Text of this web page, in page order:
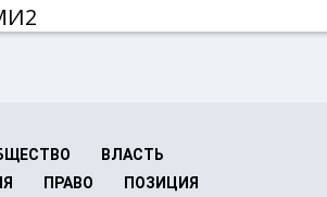
ВЛАСТЬ
ПРАВО ПОЗИЦИЯ